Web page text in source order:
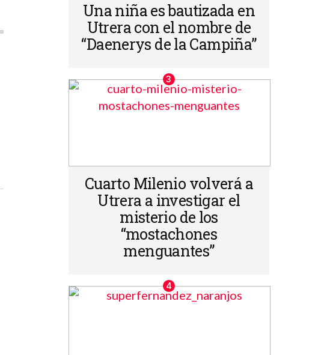
Una niña es bautizada en
Utrera con el nombre de
“Daenerys de la Campiña”
Cuarto Milenio volverá a
Utrera a investigar el
misterio de los
“mostachones
menguantes”